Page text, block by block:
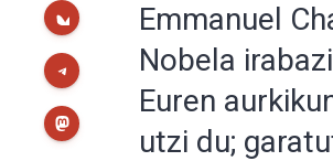
Emmanuel
Nobela
Euren
utzi du;